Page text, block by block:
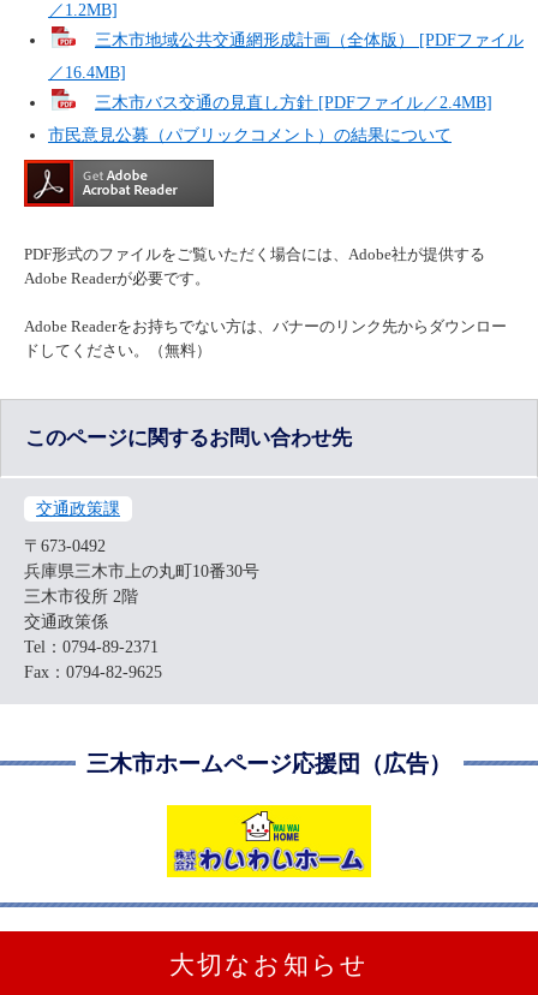
／1.2MB]
三木市地域公共交通網形成計画（全体版） [PDFファイル
／16.4MB]
三木市バス交通の見直し方針 [PDFファイル／2.4MB]
市民意見公募（パブリックコメント）の結果について
PDF形式のファイルをご覧いただく場合には、Adobe社が提供する
Adobe Readerが必要です。
Adobe Readerをお持ちでない方は、バナーのリンク先からダウンロー
ドしてください。（無料）
このページに関するお問い合わせ先
交通政策課
〒673-0492
兵庫県三木市上の丸町10番30号
三木市役所 2階
交通政策係
Tel：0794-89-2371
Fax：0794-82-9625
三木市ホームページ応援団（広告）
大切なお知らせ